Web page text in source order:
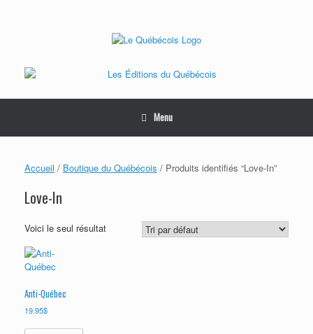
Menu
Accueil / Boutique du Québécois / Produits identifiés “Love-In”
Love-In
Voici le seul résultat
Anti-Québec
19.95$